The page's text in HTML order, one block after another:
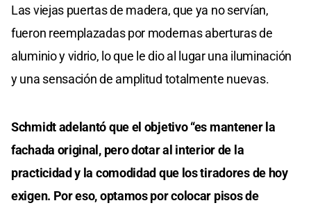
Las viejas puertas de madera, que ya no servían,
fueron reemplazadas por modernas aberturas de
aluminio y vidrio, lo que le dio al lugar una iluminación
y una sensación de amplitud totalmente nuevas.
Schmidt adelantó que el objetivo “es mantener la
fachada original, pero dotar al interior de la
practicidad y la comodidad que los tiradores de hoy
exigen. Por eso, optamos por colocar pisos de